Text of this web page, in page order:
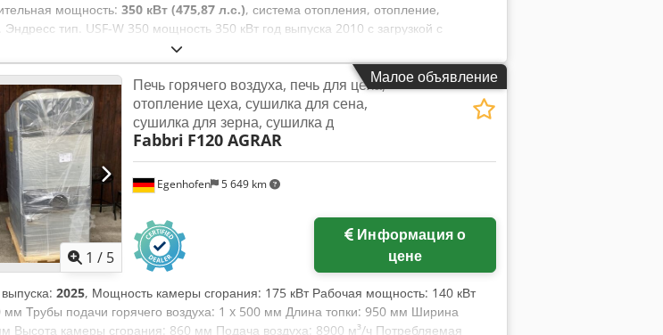
мощность: 350 кВт (475,87 л.с.), система отопления, отопление,
тип. USF-W 350 мощность 350 кВт год выпуска 2010 с загрузкой с
Малое объявление
1 / 5
Egenhofen 5 649 km
Печь горячего воздуха, печь для цеха,
отопление цеха, сушилка для сена,
сушилка для зерна, сушилка д
Fabbri F120 AGRAR
цене
2025, Мощность камеры сгорания: 175 кВт Рабочая мощность: 140 кВт
Трубы подачи горячего воздуха: 1 x 500 мм Длина топки: 950 мм Ширина
Высота камеры сгорания: 860 мм Подача воздуха: 8900 м³/ч Потребляемая